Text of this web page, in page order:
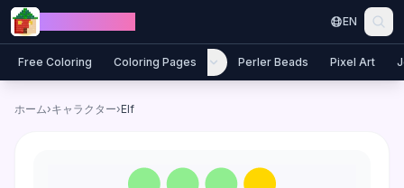
Skip to content
EN
Free Coloring Coloring Pages Perler Beads Pixel Art
ホーム›キャラクター›Elf